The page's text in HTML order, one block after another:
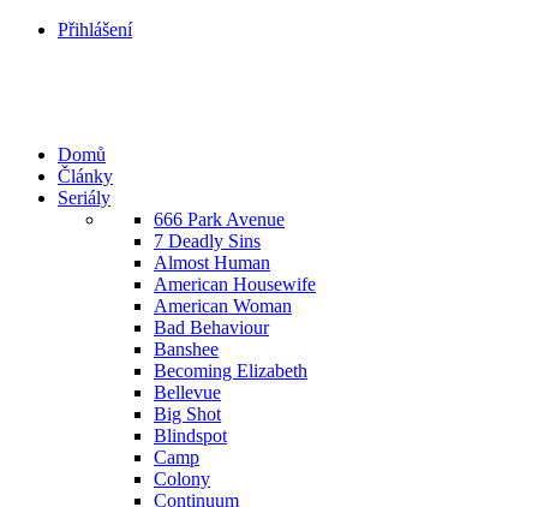
Přihlášení
Domů
Články
Seriály
666 Park Avenue
7 Deadly Sins
Almost Human
American Housewife
American Woman
Bad Behaviour
Banshee
Becoming Elizabeth
Bellevue
Big Shot
Blindspot
Camp
Colony
Continuum